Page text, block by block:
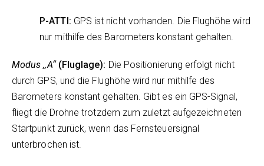
P-ATTI: GPS ist nicht vorhanden. Die Flughöhe wird
nur mithilfe des Barometers konstant gehalten.
Modus ,,A“ (Fluglage): Die Positionierung erfolgt nicht
durch GPS, und die Flughöhe wird nur mithilfe des
Barometers konstant gehalten. Gibt es ein GPS-Signal,
fliegt die Drohne trotzdem zum zuletzt aufgezeichneten
Startpunkt zurück, wenn das Fernsteuersignal
unterbrochen ist.